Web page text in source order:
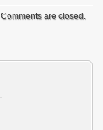
Comments are closed.